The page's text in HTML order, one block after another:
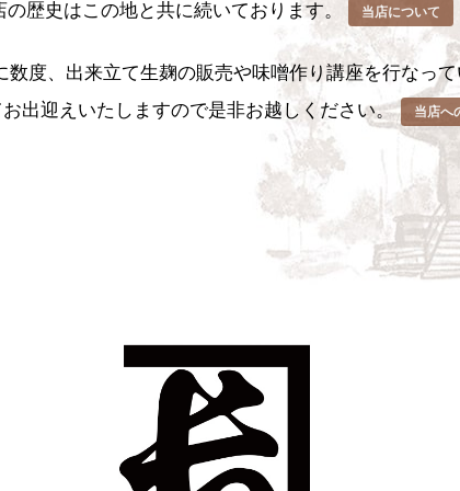
の歴史はこの地と共に続いております。
数度、出来立て生麹の販売や味噌作り講座を行なっ
出迎えいたしますので是非お越しください。